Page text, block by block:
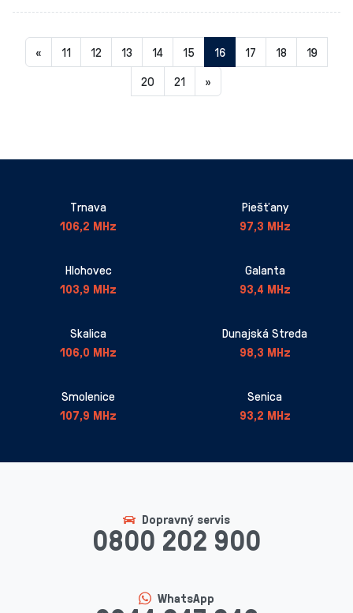
« 11 12 13 14 15 16Aktuálna
stránka
17 18
19
20
21 »
Trnava
106,2 MHz
Piešťany
97,3 MHz
Hlohovec
103,9 MHz
Galanta
93,4 MHz
Skalica
106,0 MHz
Dunajská Streda
98,3 MHz
Smolenice
107,9 MHz
Senica
93,2 MHz
Dopravný servis
0800 202 900
WhatsApp